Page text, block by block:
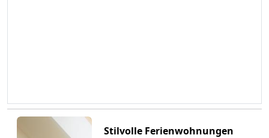
Stilvolle Ferienwohnungen